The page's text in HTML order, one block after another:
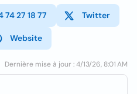
74 27 18 77 Twitter
Website
Dernière mise à jour : 4/13/26, 8:01 AM